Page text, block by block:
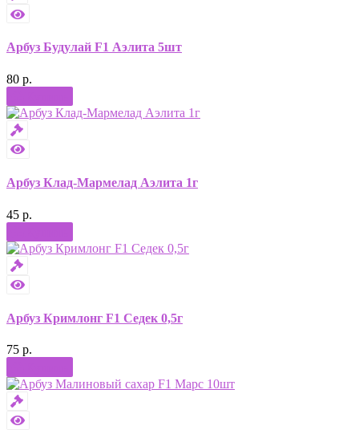
Арбуз Будулай F1 Аэлита 5шт
80 р.
Арбуз Клад-Мармелад Аэлита 1г
45 р.
Арбуз Кримлонг F1 Седек 0,5г
75 р.